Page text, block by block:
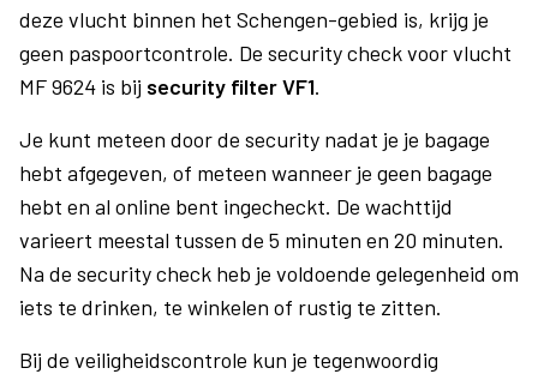
deze vlucht binnen het Schengen-gebied is, krijg je
geen paspoortcontrole. De security check voor vlucht
MF 9624 is bij security filter VF1.
Je kunt meteen door de security nadat je je bagage
hebt afgegeven, of meteen wanneer je geen bagage
hebt en al online bent ingecheckt. De wachttijd
varieert meestal tussen de 5 minuten en 20 minuten.
Na de security check heb je voldoende gelegenheid om
iets te drinken, te winkelen of rustig te zitten.
Bij de veiligheidscontrole kun je tegenwoordig